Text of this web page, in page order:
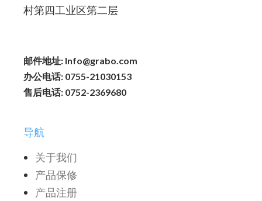
村第四工业区第二层
邮件地址: Info@grabo.com
办公电话: 0755-21030153
售后电话: 0752-2369680
导航
关于我们
产品保修
产品注册